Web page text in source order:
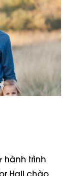
hành trình